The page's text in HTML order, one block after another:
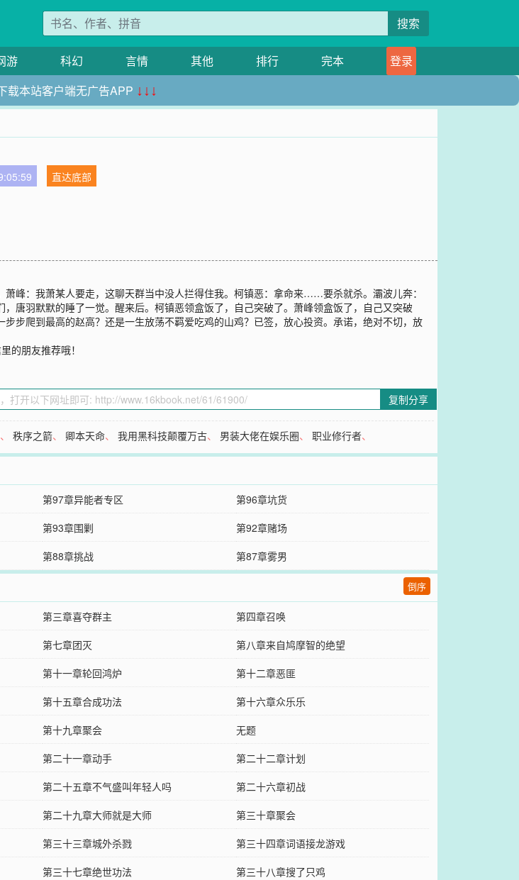
搜索
游 科幻 言情 其他 排行 完本
登录
载本站客户端无广告APP ↓↓↓
直达底部
峰：我萧某人要走，这聊天群当中没人拦得住我。柯镇恶：拿命来……要杀就杀。灞波儿奔：
羽默默的睡了一觉。醒来后。柯镇恶领盒饭了，自己突破了。萧峰领盒饭了，自己又突破
步爬到最高的赵高？还是一生放荡不羁爱吃鸡的山鸡？已签，放心投资。承诺，绝对不切，放
的朋友推荐哦！
复制分享
、秩序之箭、卿本天命、我用黑科技颠覆万古、 男装大佬在娱乐圈、职业修行者、
第97章异能者专区
第96章坑货
第93章围剿
第92章赌场
第88章挑战 第87章雾男
倒序
第三章喜夺群主
第四章召唤
第七章团灭
第八章来自鸠摩智的绝望
第十一章轮回鸿炉
第十二章恶匪
第十五章合成功法
第十六章众乐乐
第十九章聚会
无题
第二十一章动手
第二十二章计划
第二十五章不气盛叫年轻人吗
第二十六章初战
第二十九章大师就是大师
第三十章聚会
第三十三章城外杀戮
第三十四章词语接龙游戏
第三十七章绝世功法
第三十八章搜了只鸡